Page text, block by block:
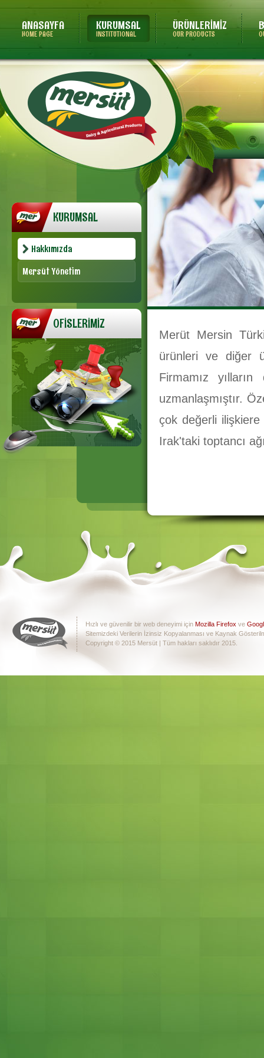
ANASAYFA
HOME PAGE
KURUMSAL
INSTITUTIONAL
ÜRÜNLERİMİZ
OUR PRODUCTS
KURUMSAL
Hakkımızda
Mersüt Yönetim
OFİSLERİMİZ
Merüt Mersin
ürünleri ve diğer
Firmamız
uzmanlaşmıştır.
çok değerli
Irak'taki toptancı
Hızlı ve güvenilir bir web deneyimi için Mozilla Firefox ve
Sitemizdeki Verilerin İzinsiz Kopyalanması ve Kaynak
Copyright © 2015 Mersüt | Tüm hakları saklıdır 2015.